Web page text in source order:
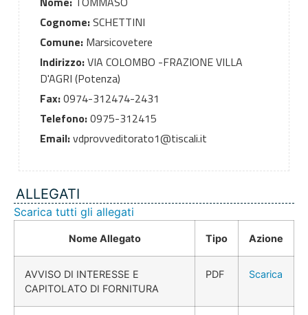
Cognome:SCHETTINI
Comune:Marsicovetere
Indirizzo:VIA COLOMBO -FRAZIONE VILLA
D'AGRI (Potenza)
Fax:0974-312474-2431
Telefono:0975-312415
Email:vdprovveditorato1@tiscali.it
ALLEGATI
Scarica tutti gli allegati
Nome Allegato Tipo Azione
AVVISO DI INTERESSE E
CAPITOLATO DI FORNITURA
PDF Scarica